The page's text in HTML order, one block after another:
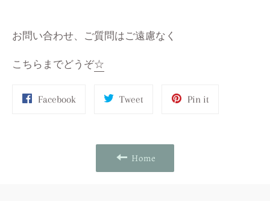
お問い合わせ、ご質問はご遠慮なく
こちらまでどうぞ☆
Facebook Tweet Pin it
Home